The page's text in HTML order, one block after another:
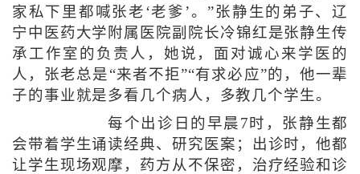
家私下里都喊张老‘老爹’。”张静生的弟子、辽
宁中医药大学附属医院副院长冷锦红是张静生传
承工作室的负责人，她说，面对诚心来学医的
人，张老总是“来者不拒”“有求必应”的，他一辈
子的事业就是多看几个病人，多教几个学生。
每个出诊日的早晨7时，张静生都
会带着学生诵读经典、研究医案；出诊时，他都
让学生现场观摩，药方从不保密，治疗经验和诊